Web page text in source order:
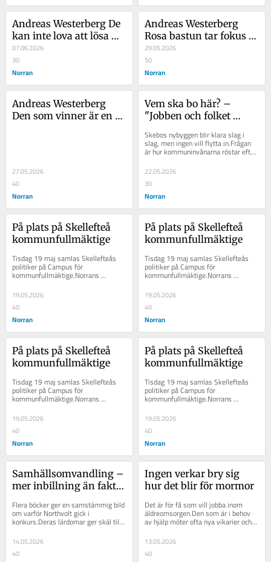
Andreas Westerberg De
kan inte lova att lösa
vårdkrisen – men såhär
borde du rösta
07.06.2026
30
Norran
Andreas Westerberg
Rosa bastun tar fokus
från det viktigaste i
Ursviken
29.05.2026
50
Norran
Andreas Westerberg
Den som vinner är en
27.05.2026
40
Norran
Vem ska bo här? –
"Jobben och folket
(S)
Skebos nybyggen blir klara slag i
slag, men ingen vill flytta in.Frågan
är hur kommuninvånarna röstar efter
inte...
22.05.2026
30
Norran
På plats på Skellefteå
kommunfullmäktige
Tisdag 19 maj samlas Skellefteås
politiker på Campus för
kommunfullmäktige.Norrans
politiska redaktör, Andreas
Westerberg, kommenterar
debatterna...
19.05.2026
40
Norran
På plats på Skellefteå
kommunfullmäktige
Tisdag 19 maj samlas Skellefteås
politiker på Campus för
kommunfullmäktige.Norrans
politiska redaktör, Andreas
Westerberg, kommenterar
debatterna...
19.05.2026
40
Norran
På plats på Skellefteå
kommunfullmäktige
Tisdag 19 maj samlas Skellefteås
politiker på Campus för
kommunfullmäktige.Norrans
politiska redaktör, Andreas
Westerberg, kommenterar
debatterna...
19.05.2026
40
Norran
På plats på Skellefteå
kommunfullmäktige
Tisdag 19 maj samlas Skellefteås
politiker på Campus för
kommunfullmäktige.Norrans
politiska redaktör, Andreas
Westerberg, kommenterar
debatterna...
19.05.2026
40
Norran
Samhällsomvandling –
mer inbillning än fakta
Flera böcker ger en samstämmig bild
om varför Northvolt gick i
konkurs.Deras lärdomar ger skäl till
eftertanke för Skellefteå.– De
gröna...
14.05.2026
40
Ingen verkar bry sig
hur det blir för mormor
Det är för få som vill jobba inom
äldreomsorgen.Den som är i behov
av hjälp möter ofta nya vikarier och
outbildad personal.Men politiken
slöt...
13.05.2026
40